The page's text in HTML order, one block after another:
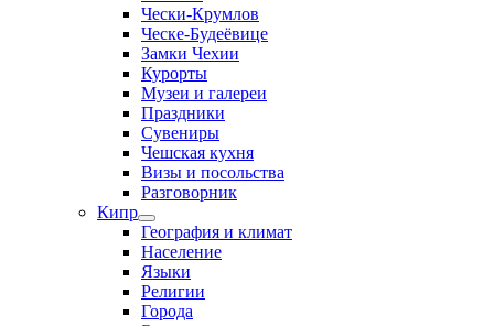
Чески-Крумлов
Ческе-Будеёвице
Замки Чехии
Курорты
Музеи и галереи
Праздники
Сувениры
Чешская кухня
Визы и посольства
Разговорник
Кипр
География и климат
Население
Языки
Религии
Города